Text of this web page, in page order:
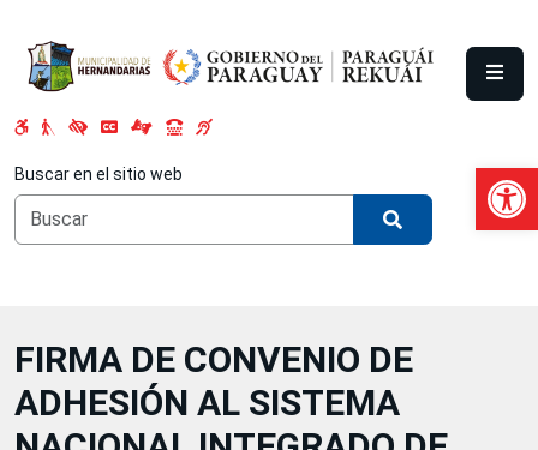
Abrir
Buscar en el sitio web
FIRMA DE CONVENIO DE
ADHESIÓN AL SISTEMA